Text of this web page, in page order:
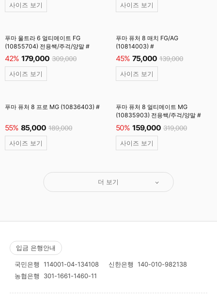
사이즈 보기 사이즈 보기
푸마 울트라 6 얼티메이트 FG
(10855704) 전용쌕/주걱/양말 #
42% 179,000 309,000
사이즈 보기
푸마 퓨처 8 매치 FG/AG
(10814003) #
45% 75,000 139,000
사이즈 보기
푸마 퓨처 8 프로 MG (10836403) #
55% 85,000 189,000
사이즈 보기
푸마 퓨처 8 얼티메이트 MG
(10835903) 전용쌕/주걱/양말 #
50% 159,000 319,000
사이즈 보기
더 보기
입금 은행안내
국민은행 114001-04-134108 신한은행 140-010-982138
농협은행 301-1661-1460-11